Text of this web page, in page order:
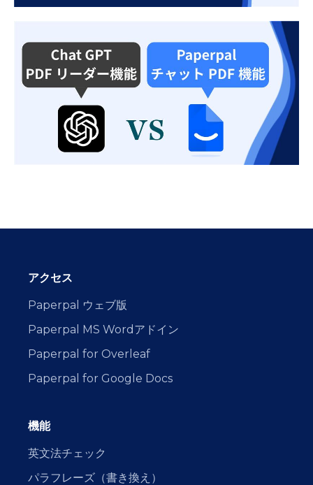
アクセス
Paperpal ウェブ版
Paperpal MS Wordアドイン
Paperpal for Overleaf
Paperpal for Google Docs
機能
英文法チェック
パラフレーズ（書き換え）